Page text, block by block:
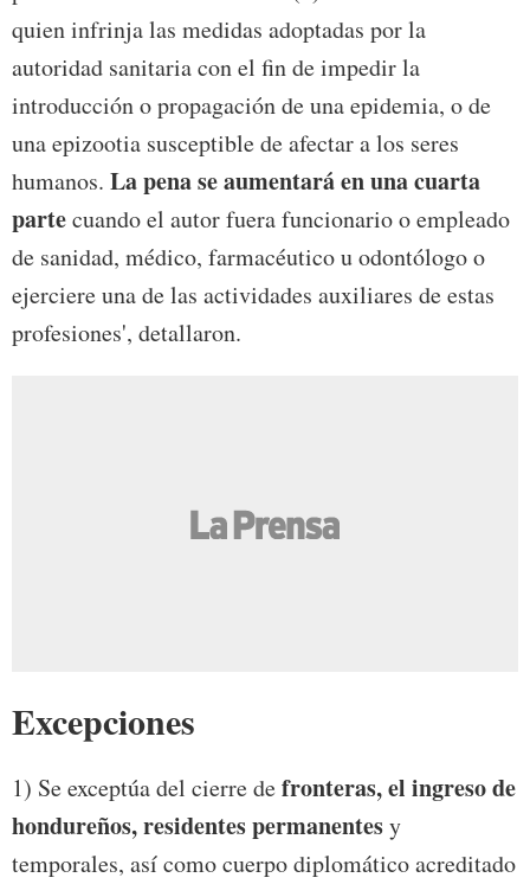
quien infrinja las medidas adoptadas por la
autoridad sanitaria con el fin de impedir la
introducción o propagación de una epidemia, o de
una epizootia susceptible de afectar a los seres
humanos. La pena se aumentará en una cuarta
partecuando el autor fuera funcionario o empleado
de sanidad, médico, farmacéutico u odontólogo o
ejerciere una de las actividades auxiliares de estas
profesiones', detallaron.
Excepciones
1) Se exceptúa del cierre defronteras, el ingreso de
hondureños, residentes permanentesy
temporales, así como cuerpo diplomático acreditado